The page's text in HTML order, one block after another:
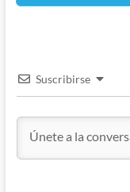
Suscribirse